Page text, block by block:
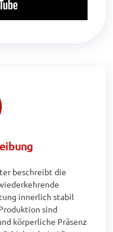
beschreibt die
innerlich stabil
sind
körperliche Präsenz